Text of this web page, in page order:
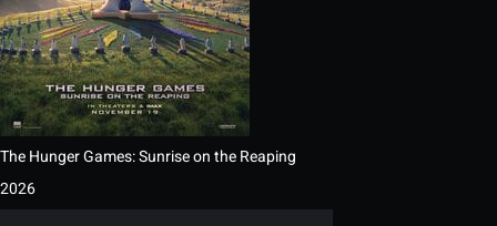
The Hunger Games: Sunrise on the Reaping
2026